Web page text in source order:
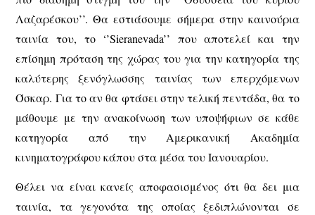
Λαζαρέσκου’’. Θα εστιάσουμε σήμερα στην καινούρια
ταινία του, το ‘’Sieranevada’’ που αποτελεί και την
επίσημη πρόταση της χώρας του για την κατηγορία της
καλύτερης ξενόγλωσσης ταινίας των επερχόμενων
Όσκαρ. Για το αν θα φτάσει στην τελική πεντάδα, θα το
μάθουμε με την ανακοίνωση των υποψήφιων σε κάθε
κατηγορία από την Αμερικανική Ακαδημία
κινηματογράφου κάπου στα μέσα του Ιανουαρίου.
Θέλει να είναι κανείς αποφασισμένος ότι θα δει μια
ταινία, τα γεγονότα της οποίας ξεδιπλώνονται σε